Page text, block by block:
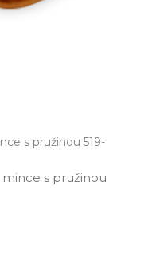
s pružinou 519-
s pružinou